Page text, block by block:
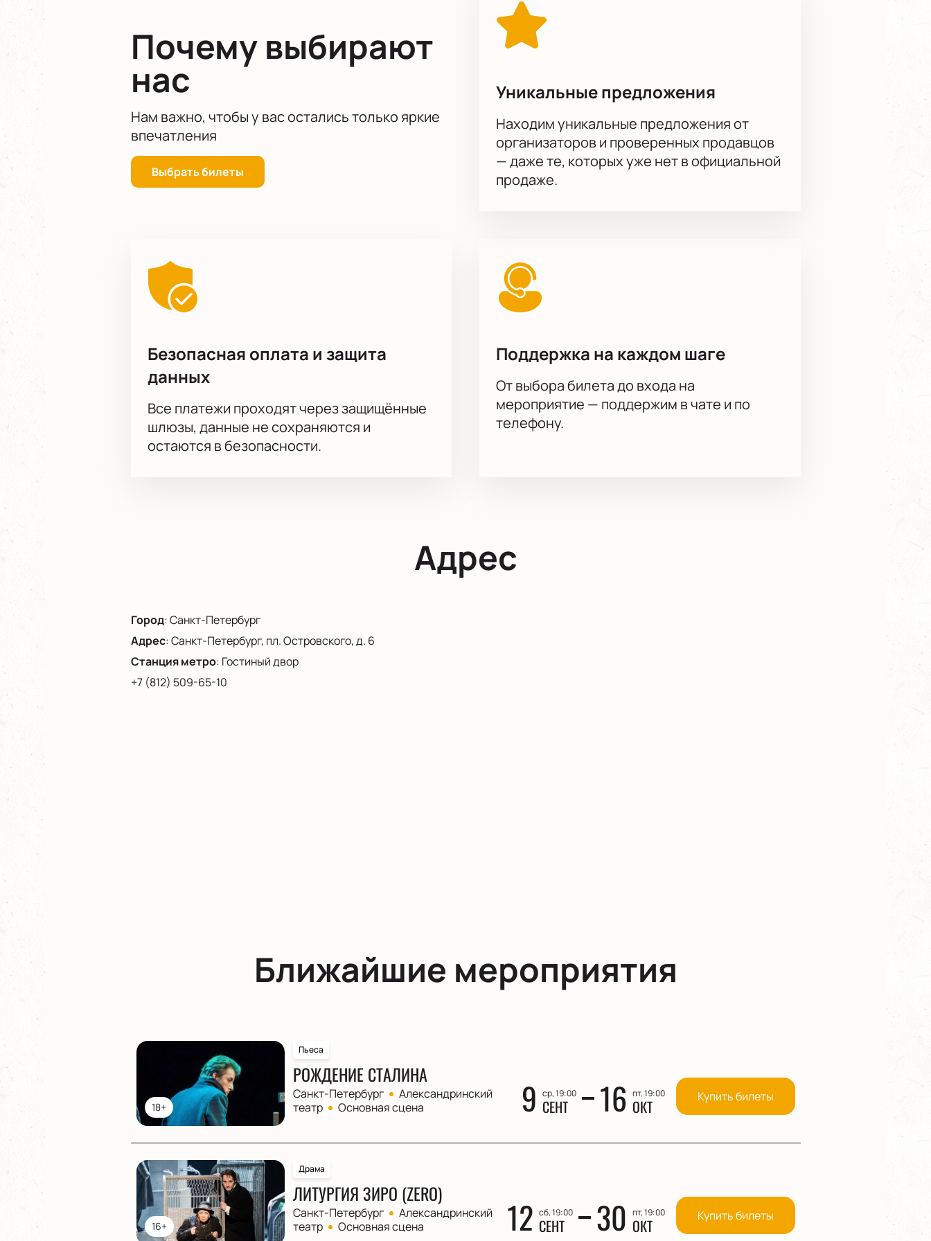
Почему выбирают
нас
Нам важно, чтобы у вас остались только яркие
впечатления
Выбрать билеты
Уникальные предложения
Находим уникальные предложения от
организаторов и проверенных продавцов
— даже те, которых уже нет в официальной
продаже.
Безопасная оплата и защита
данных
Все платежи проходят через защищённые
шлюзы, данные не сохраняются и
остаются в безопасности.
Поддержка на каждом шаге
От выбора билета до входа на
мероприятие — поддержим в чате и по
телефону.
Адрес
Город:Санкт-Петербург
Адрес:Санкт-Петербург, пл. Островского, д. 6
Станция метро: Гостиный двор
+7 (812) 509-65-10
Ближайшие мероприятия
18+
Пьеса
РОЖДЕНИЕ СТАЛИНА
Санкт-Петербург
Александринский
театр
Основная сцена 9 ср, 19:00
СЕНТ 16 пт, 19:00
ОКТ Купить билеты
16+
Драма
ЛИТУРГИЯ ЗИРО (ZERO)
Санкт-Петербург
Александринский
театр
Основная сцена 12 сб, 19:00
СЕНТ 30 пт, 19:00
ОКТ Купить билеты